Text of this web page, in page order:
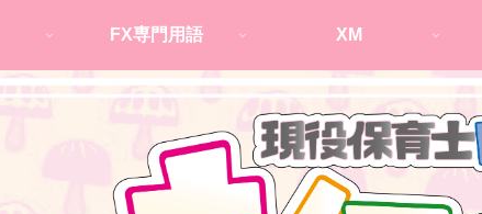
FX専門用語 XM